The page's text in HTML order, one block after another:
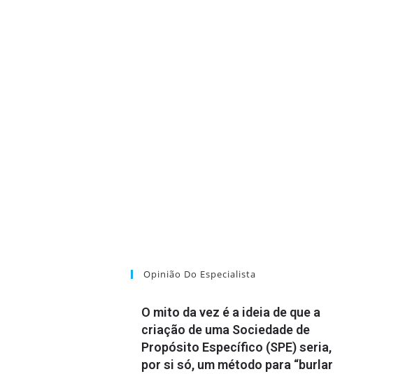
Opinião Do Especialista
O mito da vez é a ideia de que a
criação de uma Sociedade de
Propósito Específico (SPE) seria,
por si só, um método para “burlar